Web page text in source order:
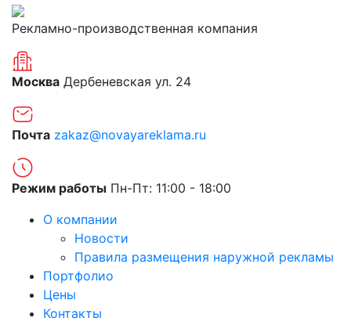
Рекламно-производственная компания
Москва Дербеневская ул. 24
Почта zakaz@novayareklama.ru
Режим работы Пн-Пт: 11:00 - 18:00
О компании
Новости
Правила размещения наружной рекламы
Портфолио
Цены
Контакты